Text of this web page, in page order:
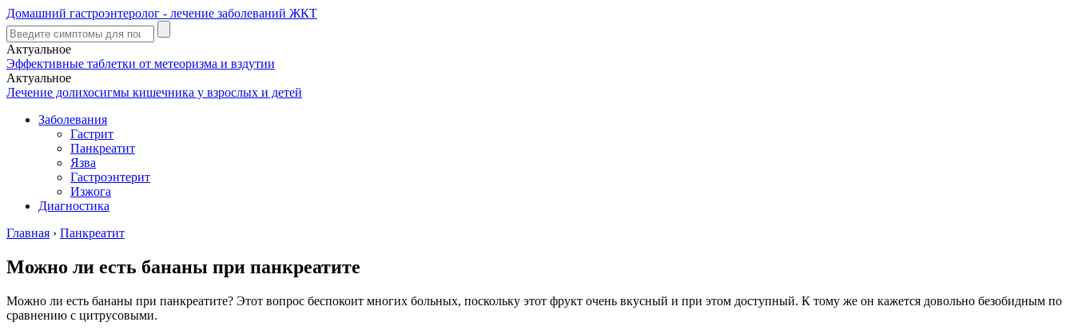
Домашний гастроэнтеролог - лечение заболеваний ЖКТ
Актуальное
Эффективные таблетки от метеоризма и вздутии
Актуальное
Лечение долихосигмы кишечника у взрослых и детей
Заболевания
Гастрит
Панкреатит
Язва
Гастроэнтерит
Изжога
Диагностика
Главная › Панкреатит
Можно ли есть бананы при панкреатите
Можно ли есть бананы при панкреатите? Этот вопрос беспокоит многих больных, поскольку этот фрукт очень вкусный и при этом доступный. К тому же он кажется довольно безобидным по
сравнению с цитрусовыми.